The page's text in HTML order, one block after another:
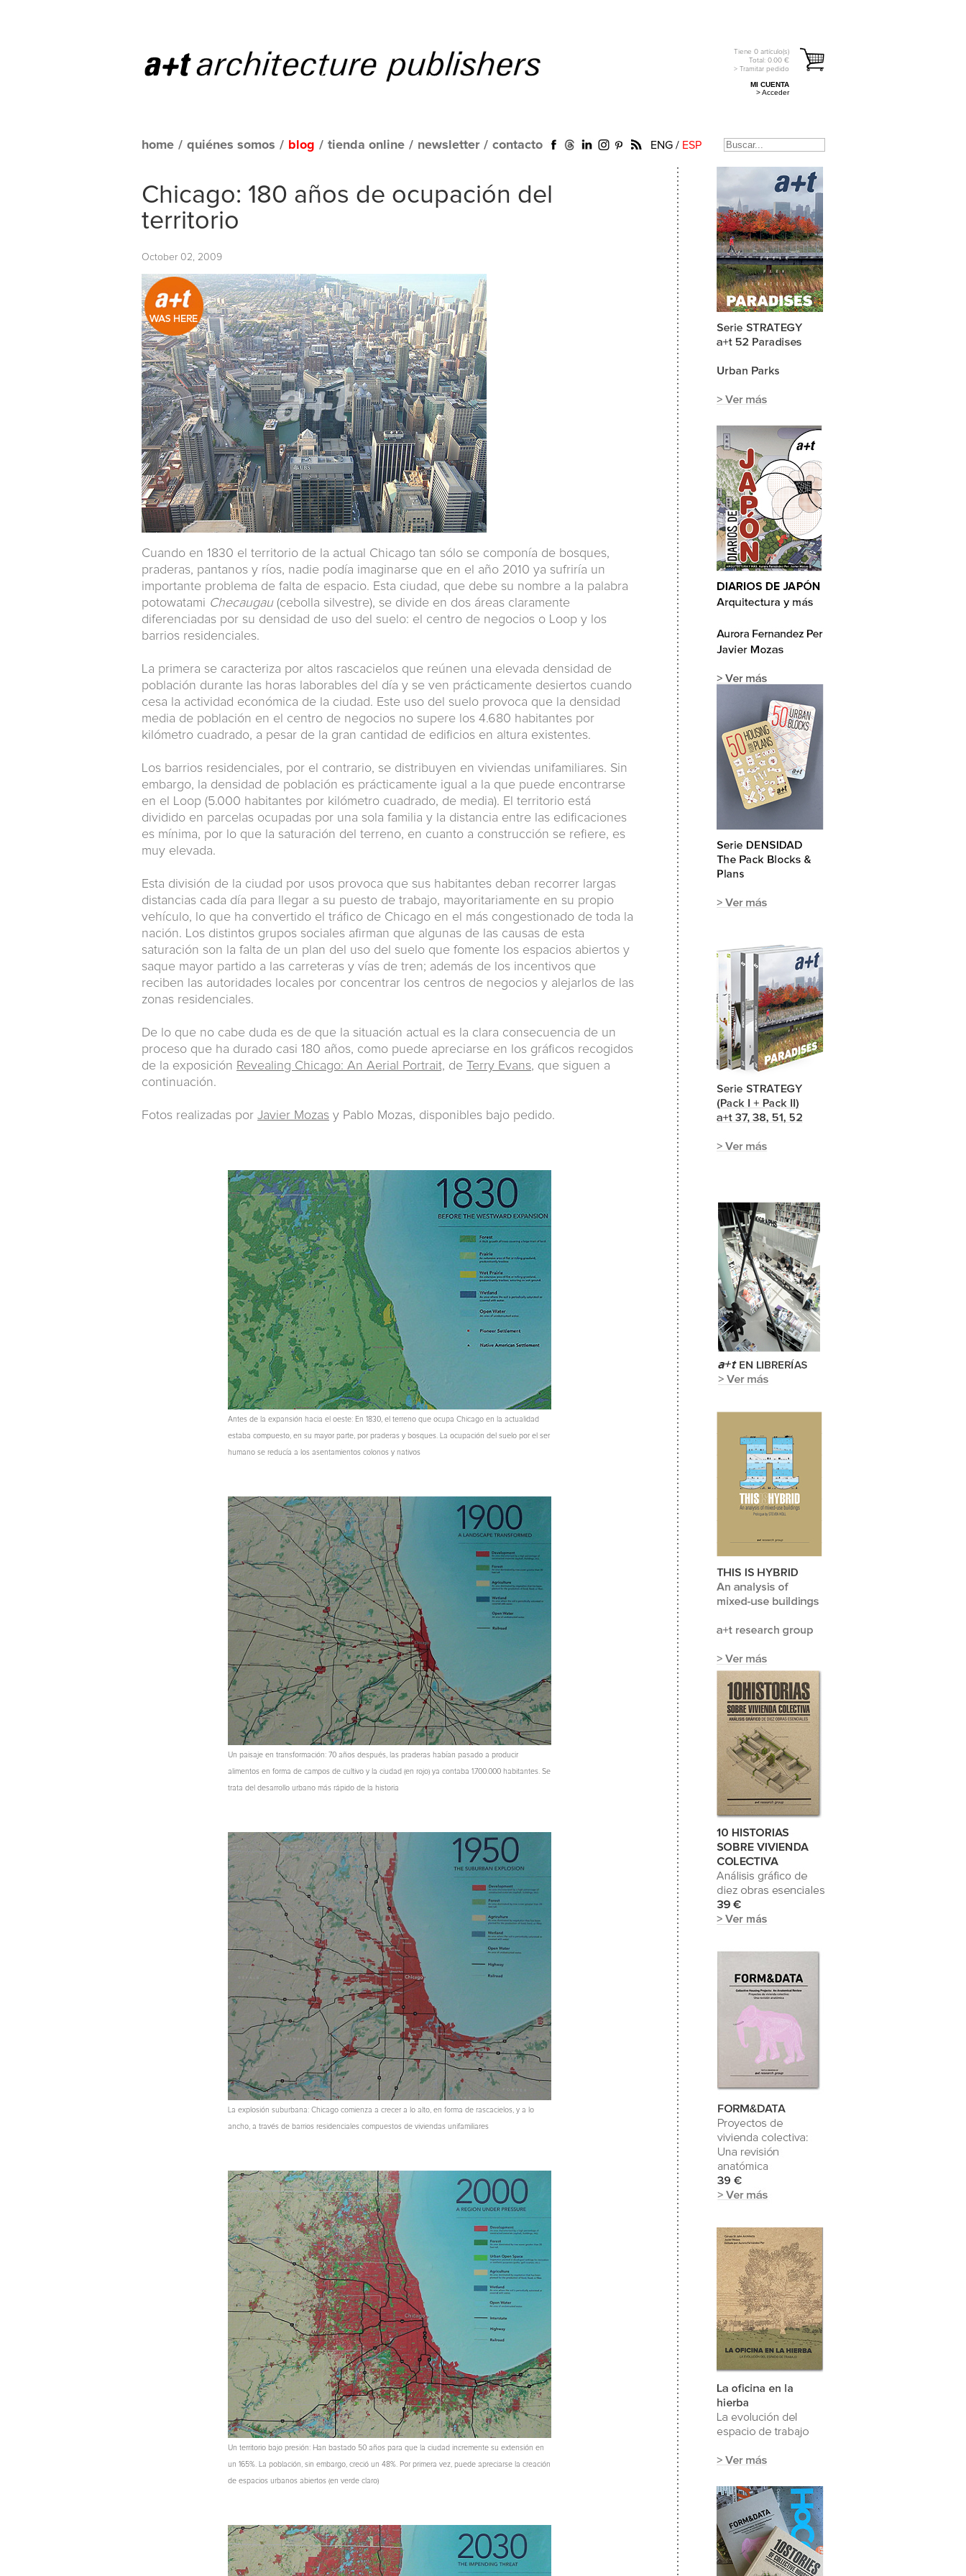
Tiene 0 artículo(s)
Total: 0.00 €
> Tramitar pedido
MI CUENTA
> Acceder
home / quiénes somos / blog / tienda online / newsletter / contacto ENG / ESP
Chicago: 180 años de ocupación del
territorio
October 02, 2009
Cuando en 1830 el territorio de la actual Chicago tan sólo se componía de bosques,
praderas, pantanos y ríos, nadie podía imaginarse que en el año 2010 ya sufriría un
importante problema de falta de espacio. Esta ciudad, que debe su nombre a la palabra
potowatami Checaugau (cebolla silvestre), se divide en dos áreas claramente
diferenciadas por su densidad de uso del suelo: el centro de negocios o Loop y los
barrios residenciales.
La primera se caracteriza por altos rascacielos que reúnen una elevada densidad de
población durante las horas laborables del día y se ven prácticamente desiertos cuando
cesa la actividad económica de la ciudad. Este uso del suelo provoca que la densidad
media de población en el centro de negocios no supere los 4.680 habitantes por
kilómetro cuadrado, a pesar de la gran cantidad de edificios en altura existentes.
Los barrios residenciales, por el contrario, se distribuyen en viviendas unifamiliares. Sin
embargo, la densidad de población es prácticamente igual a la que puede encontrarse
en el Loop (5.000 habitantes por kilómetro cuadrado, de media). El territorio está
dividido en parcelas ocupadas por una sola familia y la distancia entre las edificaciones
es mínima, por lo que la saturación del terreno, en cuanto a construcción se refiere, es
muy elevada.
Esta división de la ciudad por usos provoca que sus habitantes deban recorrer largas
distancias cada día para llegar a su puesto de trabajo, mayoritariamente en su propio
vehículo, lo que ha convertido el tráfico de Chicago en el más congestionado de toda la
nación. Los distintos grupos sociales afirman que algunas de las causas de esta
saturación son la falta de un plan del uso del suelo que fomente los espacios abiertos y
saque mayor partido a las carreteras y vías de tren; además de los incentivos que
reciben las autoridades locales por concentrar los centros de negocios y alejarlos de las
zonas residenciales.
De lo que no cabe duda es de que la situación actual es la clara consecuencia de un
proceso que ha durado casi 180 años, como puede apreciarse en los gráficos recogidos
de la exposición Revealing Chicago: An Aerial Portrait, de Terry Evans, que siguen a
continuación.
Fotos realizadas por Javier Mozas y Pablo Mozas, disponibles bajo pedido.
Antes de la expansión hacia el oeste: En 1830, el terreno que ocupa Chicago en la actualidad
estaba compuesto, en su mayor parte, por praderas y bosques. La ocupación del suelo por el ser
humano se reducía a los asentamientos colonos y nativos
Un paisaje en transformación: 70 años después, las praderas habían pasado a producir
alimentos en forma de campos de cultivo y la ciudad (en rojo) ya contaba 1.700.000 habitantes. Se
trata del desarrollo urbano más rápido de la historia
La explosión suburbana: Chicago comienza a crecer a lo alto, en forma de rascacielos, y a lo
ancho, a través de barrios residenciales compuestos de viviendas unifamiliares
Un territorio bajo presión: Han bastado 50 años para que la ciudad incremente su extensión en
un 165%. La población, sin embargo, creció un 48%. Por primera vez, puede apreciarse la creación
de espacios urbanos abiertos (en verde claro)